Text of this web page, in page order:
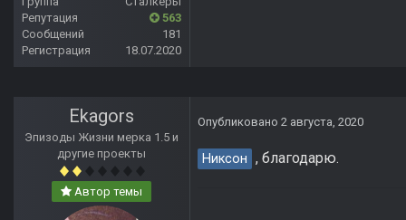
Репутация
563
Сообщений
181
Регистрация
18.07.2020
Ekagors
Эпизоды Жизни мерка 1.5 и
другие проекты
Автор темы
Опубликовано 2 августа, 2020
Никсон , благодарю.